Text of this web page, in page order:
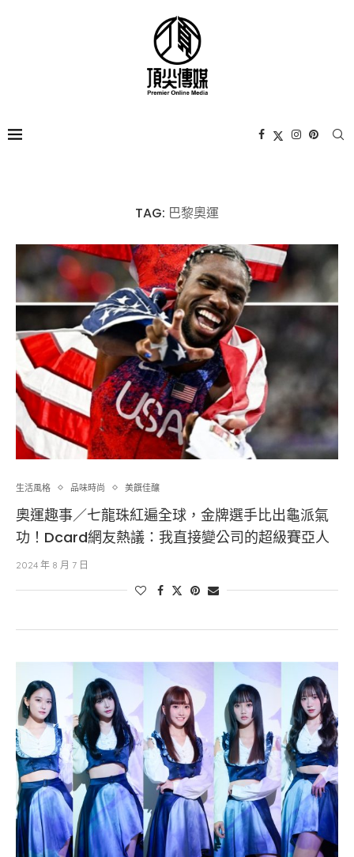
TAG: 巴黎奧運
生活風格 品味時尚 美饌佳釀
奧運趣事／七龍珠紅遍全球，金牌選手比出龜派氣
功！Dcard網友熱議：我直接變公司的超級賽亞人
2024 年 8 月 7 日